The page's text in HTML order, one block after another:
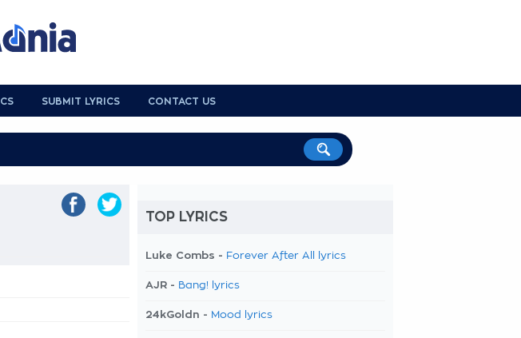
SUBMIT LYRICS CONTACT US
TOP LYRICS
Luke Combs - Forever After All lyrics
AJR - Bang! lyrics
24kGoldn - Mood lyrics